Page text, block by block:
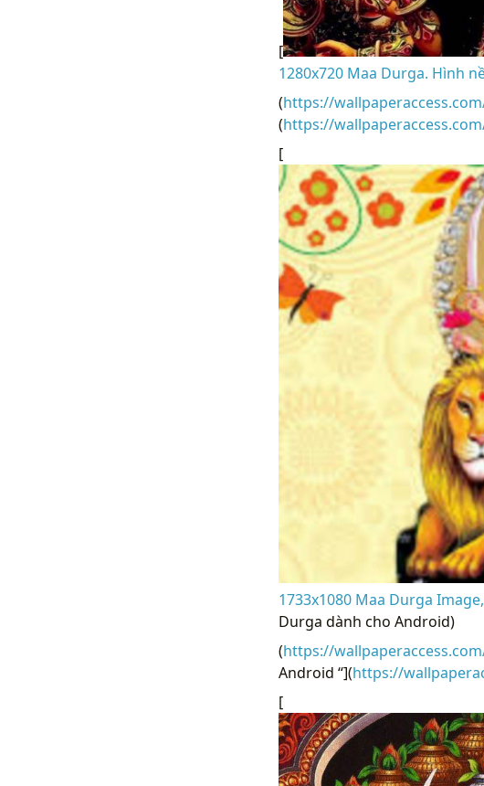
[
1280x720 Maa Durga. Hình
(https://
(https://
[
1733x1080 Maa Durga
Durga dành cho Android)
(https://
Android “](https://
[